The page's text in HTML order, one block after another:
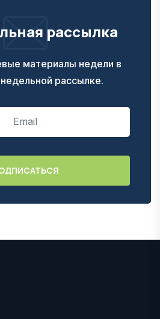
рассылка
материалы недели в
рассылке.